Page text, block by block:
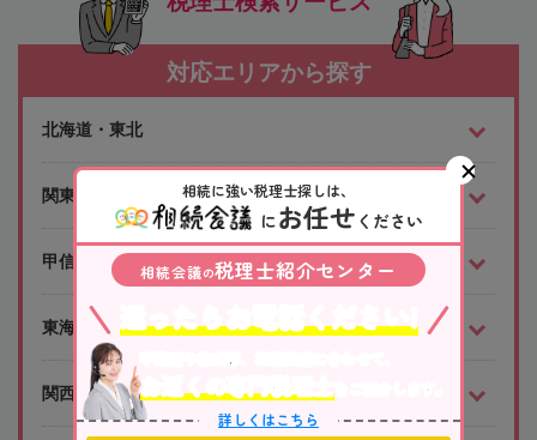
対応エリアから探す
北海道・東北
関東
甲信越・北陸
東海
関西
相続に強い税理士探しは、
にお任せ ください
相続会議の税理士紹介センター
不動産や株式等、相続資産に合わせて、
お近くの専門税理士
をご紹介します。
詳しくはこちら